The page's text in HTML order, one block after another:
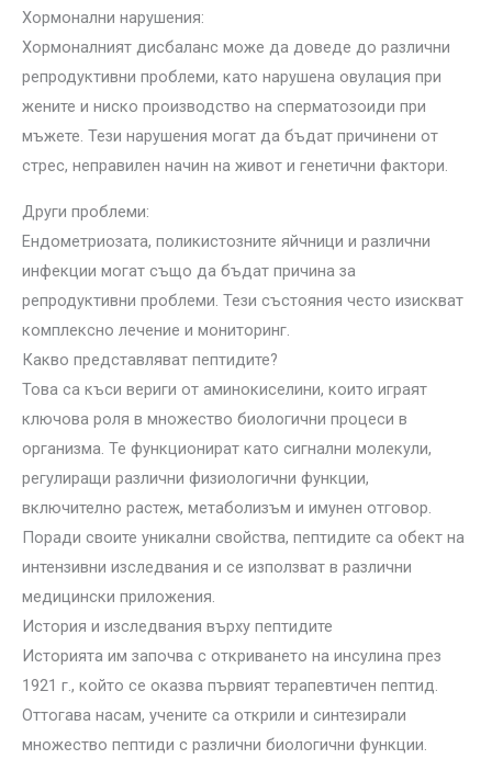
Хормонални нарушения:
Хормоналният дисбаланс може да доведе до различни
репродуктивни проблеми, като нарушена овулация при
жените и ниско производство на сперматозоиди при
мъжете. Тези нарушения могат да бъдат причинени от
стрес, неправилен начин на живот и генетични фактори.
Други проблеми:
Ендометриозата, поликистозните яйчници и различни
инфекции могат също да бъдат причина за
репродуктивни проблеми. Тези състояния често изискват
комплексно лечение и мониторинг.
Какво представляват пептидите?
Това са къси вериги от аминокиселини, които играят
ключова роля в множество биологични процеси в
организма. Те функционират като сигнални молекули,
регулиращи различни физиологични функции,
включително растеж, метаболизъм и имунен отговор.
Поради своите уникални свойства, пептидите са обект на
интензивни изследвания и се използват в различни
медицински приложения.
История и изследвания върху пептидите
Историята им започва с откриването на инсулина през
1921 г., който се оказва първият терапевтичен пептид.
Оттогава насам, учените са открили и синтезирали
множество пептиди с различни биологични функции.